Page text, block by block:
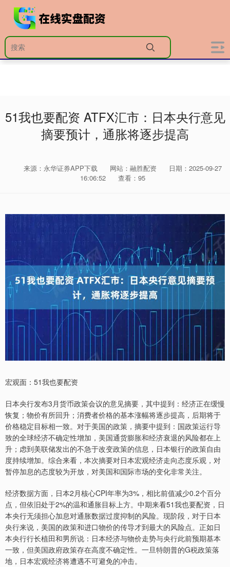
51我也要配资 ATFX汇市：日本央行意见
摘要预计，通胀将逐步提高
来源：永华证券APP下载 网站：融胜配资
日期：2025-09-27
16:06:52
查看：95
宏观面：51我也要配资
日本央行发布3月货币政策会议的意见摘要，其中提到：经济正在缓慢
恢复；物价有所回升；消费者价格的基本涨幅将逐步提高，后期将于
价格稳定目标相一致。对于美国的政策，摘要中提到：国政策运行导
致的全球经济不确定性增加，美国通货膨胀和经济衰退的风险都在上
升；虑到美联储发出的不急于改变政策的信息，日本银行的政策自由
度持续增加。综合来看，本次摘要对日本宏观经济走向态度乐观，对
暂停加息的态度较为开放，对美国和国际市场的变化非常关注。
经济数据方面，日本2月核心CPI年率为3%，相比前值减少0.2个百分
点，但依旧处于2%的温和通胀目标上方。中期来看51我也要配资，日
本央行无须担心加息对通胀数据过度抑制的风险。现阶段，对于日本
央行来说，美国的政策和进口物价的传导才到最大的风险点。正如日
本央行行长植田和男所说：日本经济与物价走势与央行此前预期基本
一致，但美国政府政策存在高度不确定性。一旦特朗普的G税政策落
地，日本宏观经济将遭遇不可避免的冲击。